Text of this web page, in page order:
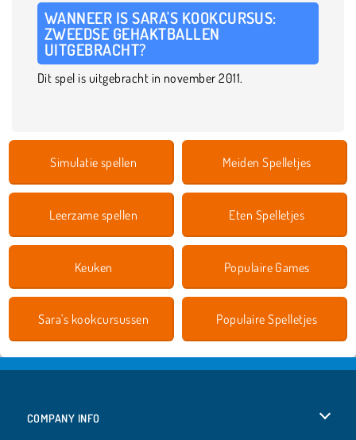
WANNEER IS SARA'S KOOKCURSUS:
ZWEEDSE GEHAKTBALLEN
UITGEBRACHT?
Dit spel is uitgebracht in november 2011.
Simulatie spellen Meiden Spelletjes
Leerzame spellen Eten Spelletjes
Keuken Populaire Games
Sara's kookcursussen Populaire Spelletjes
COMPANY INFO